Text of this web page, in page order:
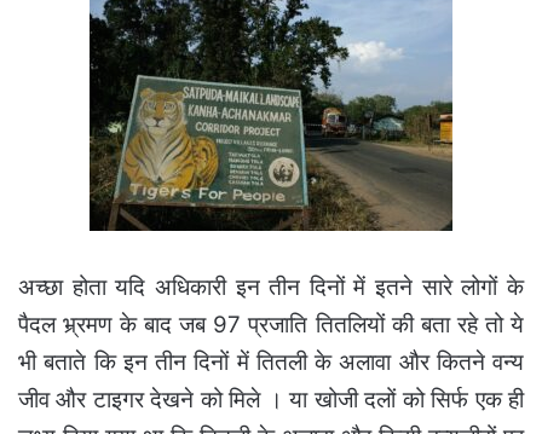
अच्छा होता यदि अधिकारी इन तीन दिनों में इतने सारे लोगों के
पैदल भ्र्रमण के बाद जब 97 प्रजाति तितलियों की बता रहे तो ये
भी बताते कि इन तीन दिनों में तितली के अलावा और कितने वन्य
जीव और टाइगर देखने को मिले । या खोजी दलों को सिर्फ एक ही